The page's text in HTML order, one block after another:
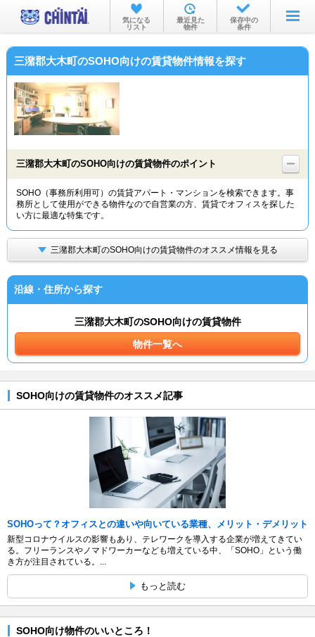
お部屋を探す
沿線・駅から
物件特集から
TOP
気になる
リスト
最近見た
物件
保存中の
条件
三潴郡大木町のSOHO向けの賃貸物件情報を探す
三潴郡大木町のSOHO向けの賃貸物件のポイント
SOHO（事務所利用可）の賃貸アパート・マンションを検索できます。事
務所として使用ができる物件なので自営業の方、賃貸でオフィスを探した
い方に最適な特集です。
三潴郡大木町のSOHO向けの賃貸物件のオススメ情報を見る
沿線・住所から探す
三潴郡大木町のSOHO向けの賃貸物件
物件一覧へ
SOHO向けの賃貸物件のオススメ記事
SOHOって？オフィスとの違いや向いている業種、メリット・デメリット
新型コロナウイルスの影響もあり、テレワークを導入する企業が増えてきてい
る。フリーランスやノマドワーカーなども増えている中、「SOHO」という働
き方が注目されている。...
もっと読む
SOHO向け物件のいいところ！